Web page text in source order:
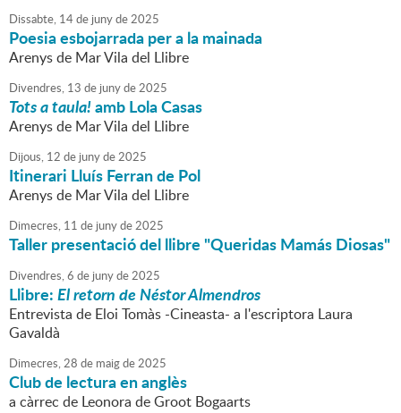
Dissabte, 14de junyde2025
Poesia esbojarrada per a la mainada
Arenys de Mar Vila del Llibre
Divendres, 13 de junyde2025
Tots a taula!amb Lola Casas
Arenys de Mar Vila del Llibre
Dijous, 12 de junyde2025
Itinerari Lluís Ferran de Pol
Arenys de Mar Vila del Llibre
Dimecres, 11 de junyde2025
Taller presentació del llibre "Queridas Mamás Diosas"
Divendres,6 de junyde2025
Llibre:El retorn de Néstor Almendros
Entrevista de Eloi Tomàs -Cineasta- a l'escriptora Laura
Gavaldà
Dimecres,28 de maigde2025
Club de lectura en anglès
a càrrec de Leonora de Groot Bogaarts